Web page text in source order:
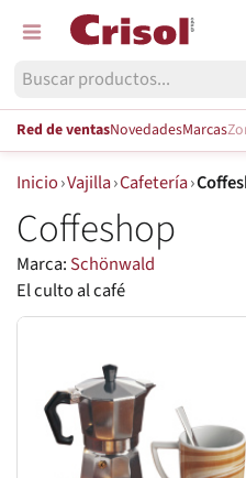
Red de ventasNovedadesMarcas
Inicio›Vajilla›Cafetería›
Coffeshop
Marca: Schönwald
El culto al café